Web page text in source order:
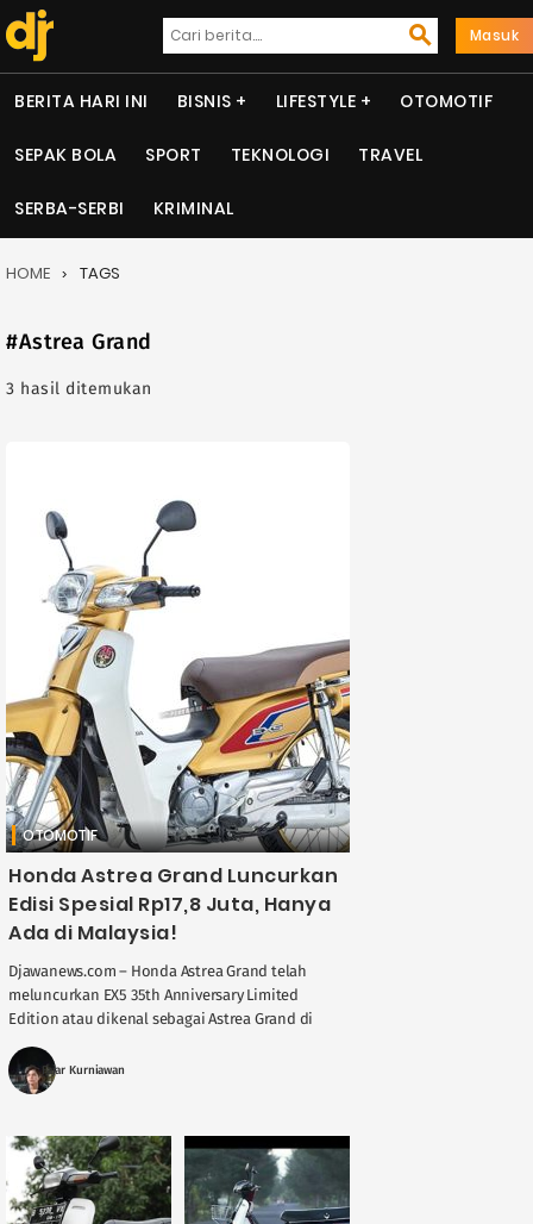
Masuk
BERITA HARI INI BISNIS LIFESTYLE OTOMOTIF
SEPAK BOLA SPORT TEKNOLOGI TRAVEL
SERBA-SERBI KRIMINAL
HOME TAGS
#Astrea Grand
3 hasil ditemukan
OTOMOTIF
Honda Astrea Grand Luncurkan
Edisi Spesial Rp17,8 Juta, Hanya
Ada di Malaysia!
Djawanews.com – Honda Astrea Grand telah
meluncurkan EX5 35th Anniversary Limited
Edition atau dikenal sebagai Astrea Grand di
memperingati eksistensinya ke-35 ....
Fajar Kurniawan